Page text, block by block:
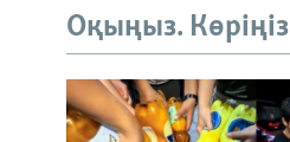
Оқыңыз.